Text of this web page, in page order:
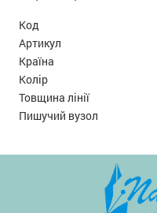
Код
Артикул
Країна
Колір
Товщина лінії
Пишучий вузол